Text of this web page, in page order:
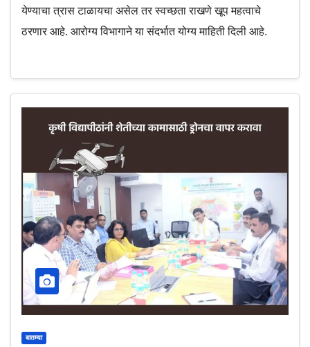
येण्याचा त्रास टाळायचा असेल तर स्वच्छता राखणे खूप महत्वाचे
ठरणार आहे. आरोग्य विभागाने या संदर्भात योग्य माहिती दिली आहे.
बातम्या